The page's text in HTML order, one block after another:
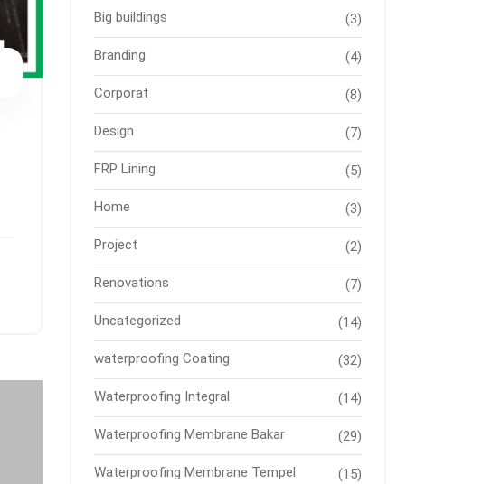
Big buildings (3)
Branding (4)
Corporat (8)
Design (7)
FRP Lining (5)
Home (3)
Project (2)
Renovations (7)
Uncategorized (14)
waterproofing Coating (32)
Waterproofing Integral (14)
Waterproofing Membrane Bakar (29)
Waterproofing Membrane Tempel (15)